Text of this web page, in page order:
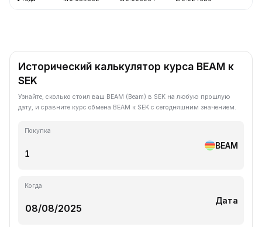
Исторический калькулятор курса BEAM к
SEK
Узнайте, сколько стоил ваш BEAM (Beam) в SEK на любую прошлую
дату, и сравните курс обмена BEAM к SEK с сегодняшним значением.
Покупка
BEAM
Когда
Дата